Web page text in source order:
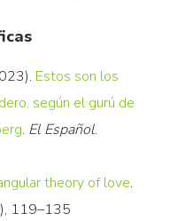
Estos son los
según el gurú de
. El Español.
theory of love.
119–135